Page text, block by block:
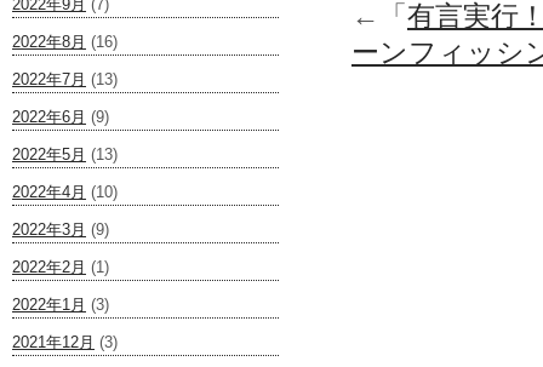
2022年9月 (7)
2022年8月 (16)
2022年7月 (13)
2022年6月 (9)
2022年5月 (13)
2022年4月 (10)
2022年3月 (9)
2022年2月 (1)
2022年1月 (3)
2021年12月 (3)
←「 有言実行
ーンフィッシ